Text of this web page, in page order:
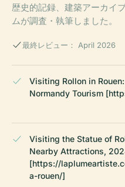
歴史的記録、建築アーカイ
ムが調査・執筆しました。
最終レビュー： April 2026
Visiting Rollon in
Normandy Tourism
Visiting the Statue of
Nearby Attractions,
[https://
a-rouen/]